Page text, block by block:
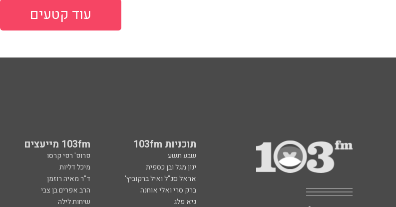
עוד קטעים
תוכניות 103fm 103fm מייעצים
שבע תשע פרופ' רפי קרסו
ינון מגל ובן כספית
מיכל דליות
אראל סג"ל ואיל ברקוביץ'
ד"ר מאיה רוזמן
ברק סרי ואלי אוחנה
הרב אפרים בן צבי
גיא פלג
שיחות לילה